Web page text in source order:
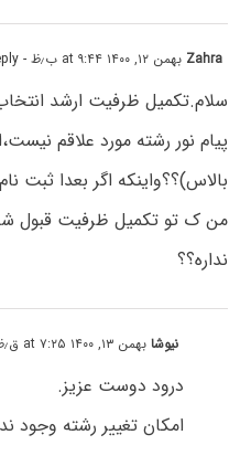
Zahra بهمن ۱۲, ۱۴۰۰ at ۹:۴۴ ب٫ظ - Reply
سلام.تکمیل ظرفیت ارشد
پیام نور رشته مورد علاقم
بالاس)؟؟واینکه اگر بعدا ثبت
من ک تو تکمیل ظرفیت قبول
نداره؟؟
نیوشابهمن ۱۳, ۱۴۰۰ at ۷:۲۵ ق٫ظ
درود دوست عزیز.
امکان تغییر رشته وجود